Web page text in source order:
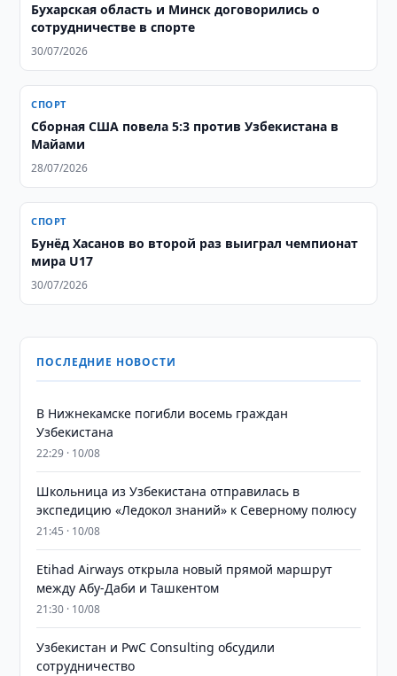
Бухарская область и Минск договорились о
сотрудничестве в спорте
30/07/2026
СПОРТ
Сборная США повела 5:3 против Узбекистана в
Майами
28/07/2026
СПОРТ
Бунёд Хасанов во второй раз выиграл чемпионат
мира U17
30/07/2026
ПОСЛЕДНИЕ НОВОСТИ
В Нижнекамске погибли восемь граждан
Узбекистана
22:29 · 10/08
Школьница из Узбекистана отправилась в
экспедицию «Ледокол знаний» к Северному полюсу
21:45 · 10/08
Etihad Airways открыла новый прямой маршрут
между Абу-Даби и Ташкентом
21:30 · 10/08
Узбекистан и PwC Consulting обсудили
сотрудничество